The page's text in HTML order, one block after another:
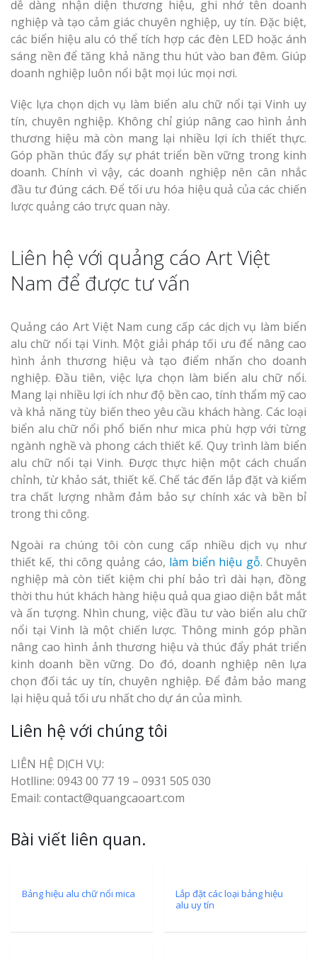
dễ dàng nhận diện thương hiệu, ghi nhớ tên doanh
nghiệp và tạo cảm giác chuyên nghiệp, uy tín. Đặc biệt,
các biển hiệu alu có thể tích hợp các đèn LED hoặc ánh
sáng nền để tăng khả năng thu hút vào ban đêm. Giúp
doanh nghiệp luôn nổi bật mọi lúc mọi nơi.
Việc lựa chọn dịch vụ làm biển alu chữ nổi tại Vinh uy
tín, chuyên nghiệp. Không chỉ giúp nâng cao hình ảnh
thương hiệu mà còn mang lại nhiều lợi ích thiết thực.
Góp phần thúc đẩy sự phát triển bền vững trong kinh
doanh. Chính vì vậy, các doanh nghiệp nên cân nhắc
đầu tư đúng cách. Để tối ưu hóa hiệu quả của các chiến
lược quảng cáo trực quan này.
Liên hệ với quảng cáo Art Việt
Nam để được tư vấn
Quảng cáo Art Việt Nam cung cấp các dịch vụ làm biển
alu chữ nổi tại Vinh. Một giải pháp tối ưu để nâng cao
hình ảnh thương hiệu và tạo điểm nhấn cho doanh
nghiệp. Đầu tiên, việc lựa chọn làm biển alu chữ nổi.
Mang lại nhiều lợi ích như độ bền cao, tính thẩm mỹ cao
và khả năng tùy biến theo yêu cầu khách hàng. Các loại
biển alu chữ nổi phổ biến như mica phù hợp với từng
ngành nghề và phong cách thiết kế. Quy trình làm biển
alu chữ nổi tại Vinh. Được thực hiện một cách chuẩn
chỉnh, từ khảo sát, thiết kế. Chế tác đến lắp đặt và kiểm
tra chất lượng nhằm đảm bảo sự chính xác và bền bỉ
trong thi công.
Ngoài ra chúng tôi còn cung cấp nhiều dịch vụ như
thiết kế, thi công quảng cáo, làm biển hiệu gỗ. Chuyên
nghiệp mà còn tiết kiệm chi phí bảo trì dài hạn, đồng
thời thu hút khách hàng hiệu quả qua giao diện bắt mắt
và ấn tượng. Nhìn chung, việc đầu tư vào biển alu chữ
nổi tại Vinh là một chiến lược. Thông minh góp phần
nâng cao hình ảnh thương hiệu và thúc đẩy phát triển
kinh doanh bền vững. Do đó, doanh nghiệp nên lựa
chọn đối tác uy tín, chuyên nghiệp. Để đảm bảo mang
lại hiệu quả tối ưu nhất cho dự án của mình.
Liên hệ với chúng tôi
LIÊN HỆ DỊCH VỤ:
Hotlline: 0943 00 77 19 – 0931 505 030
Email: contact@quangcaoart.com
Bài viết liên quan.
Bảng hiệu alu chữ nổi mica
Lắp đặt các loại bảng hiệu
alu uy tín